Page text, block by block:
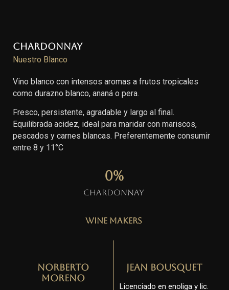
Chardonnay
Nuestro Blanco
Vino blanco con intensos aromas a frutos tropicales
como durazno blanco, ananá o pera.
Fresco, persistente, agradable y largo al final.
Equilibrada acidez, ideal para maridar con mariscos,
pescados y carnes blancas. Preferentemente consumir
entre 8 y 11°C
Chardonnay
0%
Wine Makers
Norberto
Moreno
Jean Bousquet
Licenciado en enoliga y lic.